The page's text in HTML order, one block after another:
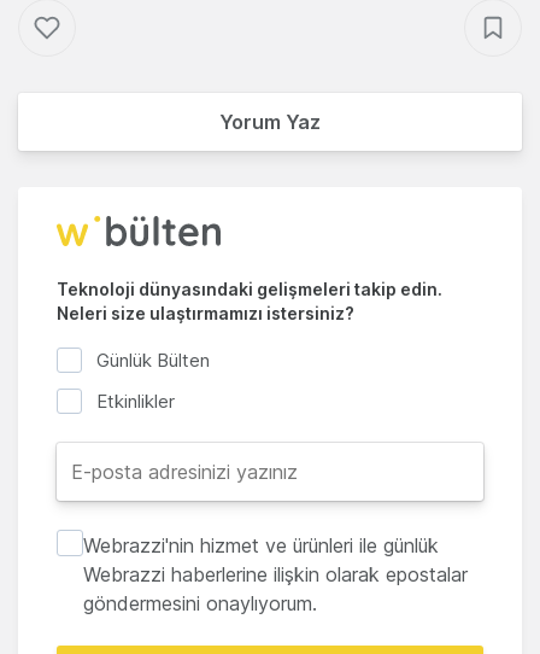
Yorum Yaz
Teknoloji dünyasındaki gelişmeleri takip edin.
Neleri size ulaştırmamızı istersiniz?
Günlük Bülten
Etkinlikler
Webrazzi'nin hizmet ve ürünleri ile günlük
Webrazzi haberlerine ilişkin olarak epostalar
göndermesini onaylıyorum.